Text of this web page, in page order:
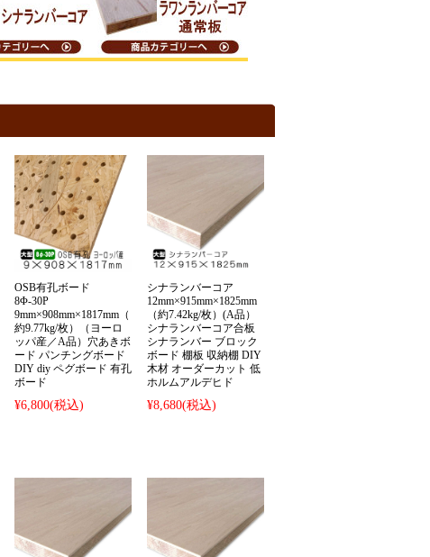
OSB有孔ボード
8Φ-30P
9mm×908mm×1817mm（
約9.77kg/枚）（ヨーロ
ッパ産／A品）穴あきボ
ード パンチングボード
DIY diy ペグボード 有孔
ボード
¥6,800(税込)
シナランバーコア
12mm×915mm×1825mm
（約7.42kg/枚）(A品）
シナランバーコア合板
シナランバー ブロック
ボード 棚板 収納棚 DIY
木材 オーダーカット 低
ホルムアルデヒド
¥8,680(税込)